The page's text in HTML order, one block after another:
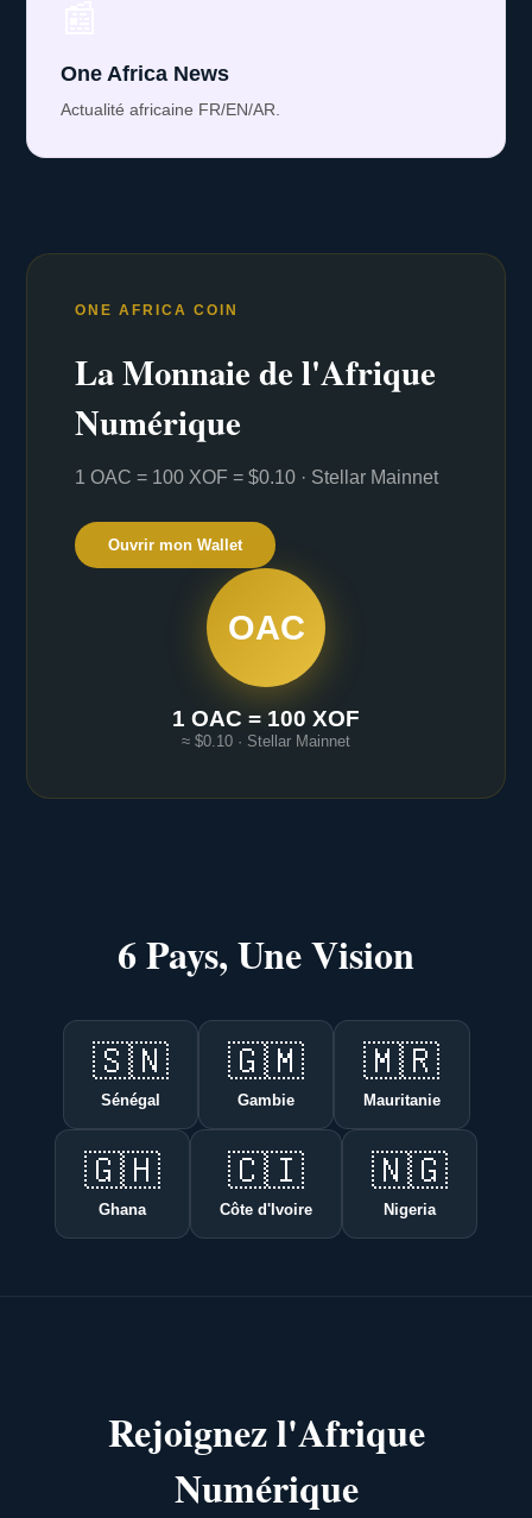
One Africa News
Actualité africaine FR/EN/AR.
ONE AFRICA COIN
La Monnaie de l'Afrique
Numérique
1 OAC = 100 XOF = $0.10 · Stellar Mainnet
Ouvrir mon Wallet
OAC
1 OAC = 100 XOF
≈ $0.10 · Stellar Mainnet
6 Pays, Une Vision
🇸🇳
Sénégal
🇬🇲
Gambie
🇲🇷
Mauritanie
🇬🇭
Ghana
🇨🇮
Côte d'Ivoire
🇳🇬
Nigeria
Rejoignez l'Afrique
Numérique